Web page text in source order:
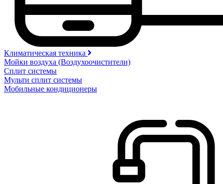
Климатическая техника
Мойки воздуха (Воздухоочистители)
Сплит системы
Мульти сплит системы
Мобильные кондиционеры